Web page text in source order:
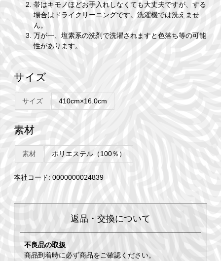
帯はキモノほどお手入れしなくても大丈夫ですが、する
場合はドライクリーニングです。洗濯機では洗えませ
ん。
万が一、塩素系の洗剤で洗濯されますと色落ち等の可能
性があります。
サイズ
サイズ 410cm×16.0cm
素材
素材 ポリエステル（100％）
本社コード: 0000000024839
返品・交換について
不良品の取扱
商品到着時に必ず商品をご確認ください。